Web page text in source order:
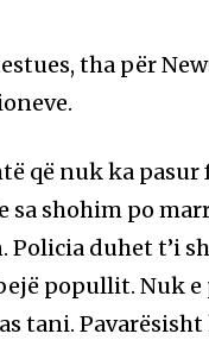
tha për
që nuk ka
sa shohim po
Policia duhet t’i
popullit. Nuk
tani.